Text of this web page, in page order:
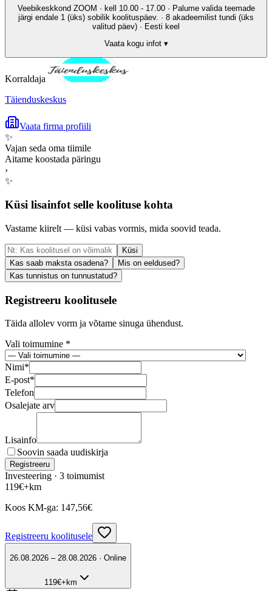
Veebikeskkond ZOOM · kell 10.00 - 17.00 · Palume valida teemade
järgi endale 1 (üks) sobilik koolituspäev. · 8 akadeemilist tundi (üks
valitud päev) · Eesti keel
Vaata kogu infot ▾
Korraldaja
Täienduskeskus
Vaata firma profiili
✨
Vajan seda oma tiimile
Aitame koostada päringu
›
✨
Küsi lisainfot selle koolituse kohta
Vastame kiirelt — küsi vabas vormis, mida soovid teada.
Küsi
Kas saab maksta osadena?
Mis on eeldused?
Kas tunnistus on tunnustatud?
Registreeru koolitusele
Täida allolev vorm ja võtame sinuga ühendust.
Vali toimumine *
Nimi*
E-post*
Telefon
Osalejate arv
Lisainfo
Soovin saada uudiskirja
Registreeru
Investeering · 3 toimumist
119€+km
Koos KM-ga: 147,56€
Registreeru koolitusele
26.08.2026 – 28.08.2026 · Online
119€+km